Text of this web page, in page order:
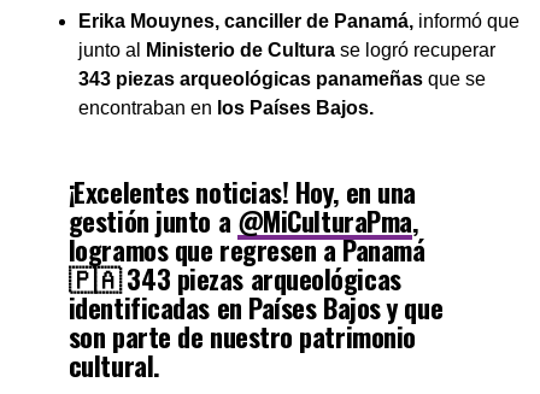
Erika Mouynes, canciller de Panamá, informó que
junto al
Ministerio de Cultura se logró recuperar
343 piezas arqueológicas panameñas que se
encontraban en los Países Bajos.
¡Excelentes noticias! Hoy, en una
gestión junto a @MiCulturaPma,
logramos que regresen a Panamá
🇵🇦 343 piezas arqueológicas
identificadas en Países Bajos y que
son parte de nuestro patrimonio
cultural.